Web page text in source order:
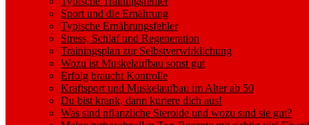
Sport und die Ernährung
Typische Ernährungsfehler
Stress, Schlaf und Regeneration
Trainingsplan zur Selbstverwirklichung
Wozu ist Muskelaufbau sonst gut
Erfolg braucht Kontrolle
Kraftsport und Muskelaufbau im Alter ab 50
Du bist krank, dann kuriere dich aus!
Was sind pflanzliche Steroide und wozu sind sie gut?